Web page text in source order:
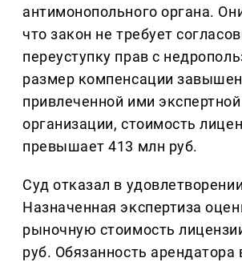
антимонопольного органа.
что закон не требует
переуступку прав с
размер компенсации
привлеченной ими экспертной
организации, стоимость
превышает 413 млн руб.
Суд отказал в
Назначенная экспертиза
рыночную стоимость
руб. Обязанность арендатора